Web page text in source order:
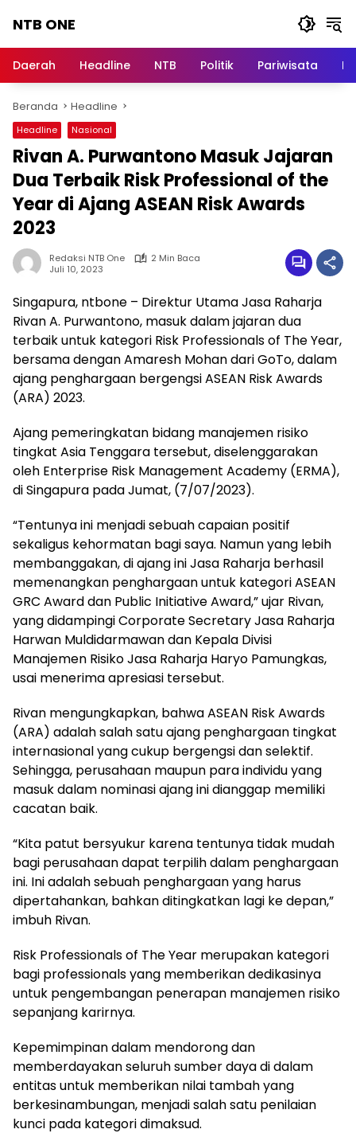
NTB ONE
dan
Berita
Lombok
Daerah Headline NTB Politik Pariwisata
Beranda Headline
Headline Nasional
Rivan A. Purwantono Masuk Jajaran
Dua Terbaik Risk Professional of the
Year di Ajang ASEAN Risk Awards
2023
Redaksi NTB One
2 Min Baca
Juli 10, 2023
Singapura, ntbone – Direktur Utama Jasa Raharja
Rivan A. Purwantono, masuk dalam jajaran dua
terbaik untuk kategori Risk Professionals of The Year,
bersama dengan Amaresh Mohan dari GoTo, dalam
ajang penghargaan bergengsi ASEAN Risk Awards
(ARA) 2023.
Ajang pemeringkatan bidang manajemen risiko
tingkat Asia Tenggara tersebut, diselenggarakan
oleh Enterprise Risk Management Academy (ERMA),
di Singapura pada Jumat, (7/07/2023).
“Tentunya ini menjadi sebuah capaian positif
sekaligus kehormatan bagi saya. Namun yang lebih
membanggakan, di ajang ini Jasa Raharja berhasil
memenangkan penghargaan untuk kategori ASEAN
GRC Award dan Public Initiative Award,” ujar Rivan,
yang didampingi Corporate Secretary Jasa Raharja
Harwan Muldidarmawan dan Kepala Divisi
Manajemen Risiko Jasa Raharja Haryo Pamungkas,
usai menerima apresiasi tersebut.
Rivan mengungkapkan, bahwa ASEAN Risk Awards
(ARA) adalah salah satu ajang penghargaan tingkat
internasional yang cukup bergengsi dan selektif.
Sehingga, perusahaan maupun para individu yang
masuk dalam nominasi ajang ini dianggap memiliki
cacatan baik.
“Kita patut bersyukur karena tentunya tidak mudah
bagi perusahaan dapat terpilih dalam penghargaan
ini. Ini adalah sebuah penghargaan yang harus
dipertahankan, bahkan ditingkatkan lagi ke depan,”
imbuh Rivan.
Risk Professionals of The Year merupakan kategori
bagi professionals yang memberikan dedikasinya
untuk pengembangan penerapan manajemen risiko
sepanjang karirnya.
Kepemimpinan dalam mendorong dan
memberdayakan seluruh sumber daya di dalam
entitas untuk memberikan nilai tambah yang
berkesinambungan, menjadi salah satu penilaian
kunci pada kategori dimaksud.